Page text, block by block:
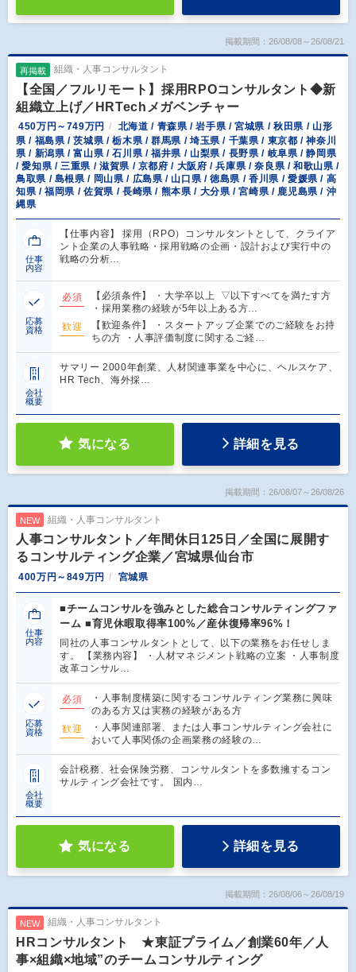
掲載期間：26/08/08～26/08/21
再掲載 組織・人事コンサルタント
【全国／フルリモート】採用RPOコンサルタント◆新
組織立上げ／HRTechメガベンチャー
450万円～749万円
北海道 / 青森県 / 岩手県 / 宮城県 / 秋田県 / 山形
県 / 福島県 / 茨城県 / 栃木県 / 群馬県 / 埼玉県 / 千葉県 / 東京都 / 神奈川
県 / 新潟県 / 富山県 / 石川県 / 福井県 / 山梨県 / 長野県 / 岐阜県 / 静岡県
/ 愛知県 / 三重県 / 滋賀県 / 京都府 / 大阪府 / 兵庫県 / 奈良県 / 和歌山県 /
鳥取県 / 島根県 / 岡山県 / 広島県 / 山口県 / 徳島県 / 香川県 / 愛媛県 / 高
知県 / 福岡県 / 佐賀県 / 長崎県 / 熊本県 / 大分県 / 宮崎県 / 鹿児島県 / 沖
縄県
仕事
内容
【仕事内容】 採用（RPO）コンサルタントとして、クライア
ント企業の人事戦略・採用戦略の企画・設計および実行中の
戦略の分析…
応募
資格
必須
【必須条件】 ・大学卒以上 ▽以下すべてを満たす方
・採用業務の経験が5年以上ある方…
歓迎
【歓迎条件】 ・スタートアップ企業でのご経験をお持
ちの方 ・人事評価制度に関するご経…
会社
概要
サマリー 2000年創業、人材関連事業を中心に、ヘルスケア、
HR Tech、海外採…
気になる 詳細を見る
掲載期間：26/08/07～26/08/26
NEW 組織・人事コンサルタント
人事コンサルタント／年間休日125日／全国に展開す
るコンサルティング企業／宮城県仙台市
400万円～849万円 宮城県
仕事
内容
■チームコンサルを強みとした総合コンサルティングファ
ーム ■育児休暇取得率100%／産休復帰率96%！
同社の人事コンサルタントとして、以下の業務をお任せしま
す。 【業務内容】 ・人材マネジメント戦略の立案 ・人事制度
改革コンサル…
応募
資格
必須
・人事制度構築に関するコンサルティング業務に興味
のある方又は実務の経験がある方
歓迎
・人事関連部署、または人事コンサルティング会社に
おいて人事関係の企画業務の経験の…
会社
概要
会計税務、社会保険労務、コンサルタントを多数擁するコン
サルティング会社です。 国内…
気になる 詳細を見る
掲載期間：26/08/06～26/08/19
NEW 組織・人事コンサルタント
HRコンサルタント ★東証プライム／創業60年／人
事×組織×地域”のチームコンサルティング